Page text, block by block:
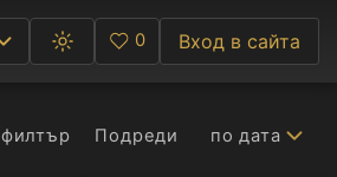
Превключване
между
светла
Любими
0 Вход в сайта
филтър Подреди по дата